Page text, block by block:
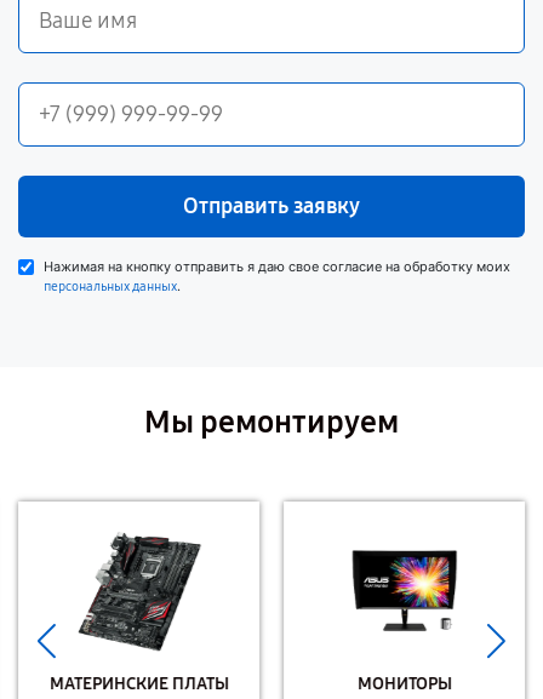
Отправить заявку
Нажимая на кнопку отправить я даю свое согласие на обработку моих
персональных данных.
Мы ремонтируем
МАТЕРИНСКИЕ ПЛАТЫ МОНИТОРЫ